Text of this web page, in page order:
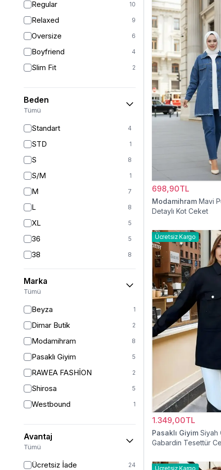
Regular 10
Relaxed 9
Oversize 6
Boyfriend 4
Slim Fit 2
Beden
Tümü
Standart 4
STD 1
S 8
S/M 1
M 7
L 8
XL 5
36 5
38 8
40 7
42 7
Marka
Tümü
Beyza 1
Dimar Butik 2
Modamihram 8
Pasaklı Giyim 5
RAWEA FASHİON 2
Shirosa 5
Westbound 1
Avantaj
Tümü
Ücretsiz İade 24
698,90TL
Modamihram Mavi
Detaylı Kot Ceket
Ücretsiz Kargo
1.349,00TL
Pasaklı Giyim Siyah
Gabardin Tesettür
Ücretsiz Kargo